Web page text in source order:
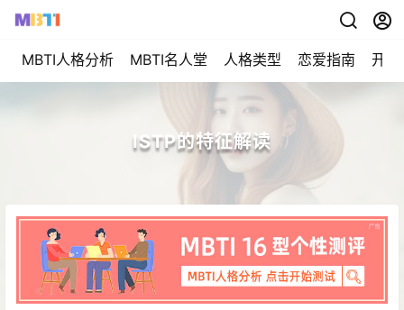
MBTI人格分析 MBTI名人堂 人格类型 恋爱指南 开始
ISTP的特征解读